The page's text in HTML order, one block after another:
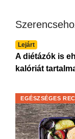
Lejárt
A diétázók is
kalóriát
EGÉSZSÉGES